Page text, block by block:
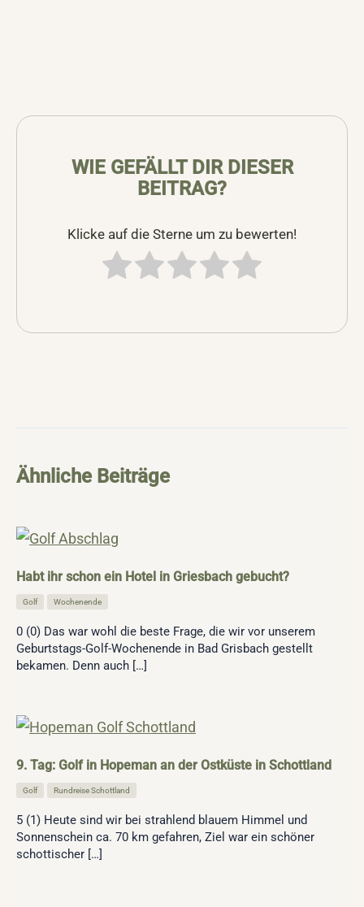
WIE GEFÄLLT DIR DIESER
BEITRAG?
Klicke auf die Sterne um zu bewerten!
Ähnliche Beiträge
Habt ihr schon ein Hotel in Griesbach gebucht?
Golf Wochenende
0 (0) Das war wohl die beste Frage, die wir vor unserem
Geburtstags-Golf-Wochenende in Bad Grisbach gestellt
bekamen. Denn auch […]
9. Tag: Golf in Hopeman an der Ostküste in Schottland
Golf Rundreise Schottland
5 (1) Heute sind wir bei strahlend blauem Himmel und
Sonnenschein ca. 70 km gefahren, Ziel war ein schöner
schottischer […]